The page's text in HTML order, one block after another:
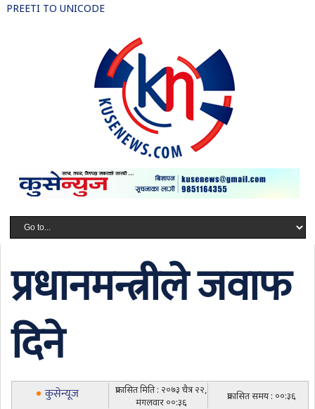
PREETI TO UNICODE
प्रधानमन्त्रीले जवाफ
दिने
कुसेन्यूज
प्रकासित मिति : २०७३ चैत्र २२,
मंगलवार ००:३६
प्रकासित समय : ००:३६